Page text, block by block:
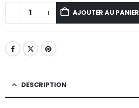
AJOUTER AU PANIER
DESCRIPTION